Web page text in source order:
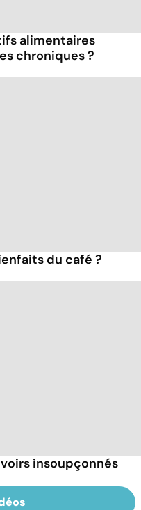
alimentaires
chroniques ?
du café ?
insoupçonnés